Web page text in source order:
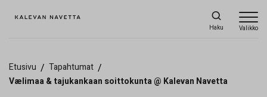
Haku Valikko
Etusivu / Tapahtumat /
Vælimaa & tajukankaan soittokunta @ Kalevan Navetta